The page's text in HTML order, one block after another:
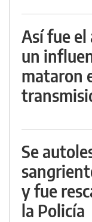
Así fue
un
mataron
Se
y fue
la Policía